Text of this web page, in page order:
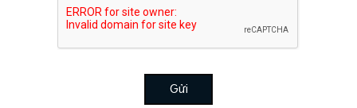
Gửi